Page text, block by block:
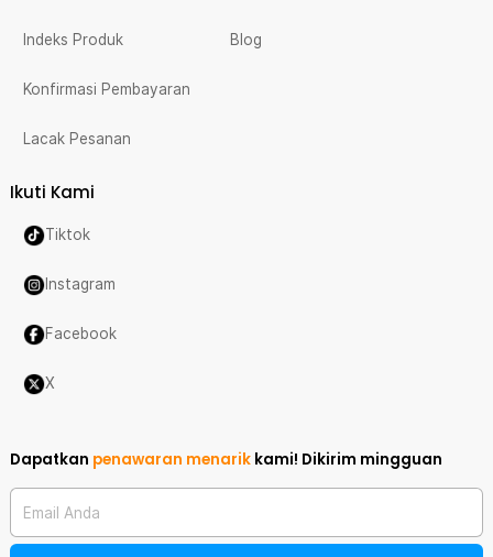
Indeks Produk
Konfirmasi Pembayaran
Lacak Pesanan
Blog
Ikuti Kami
Tiktok
Instagram
Facebook
X
Dapatkan penawaran menarik kami! Dikirim mingguan
Email Anda